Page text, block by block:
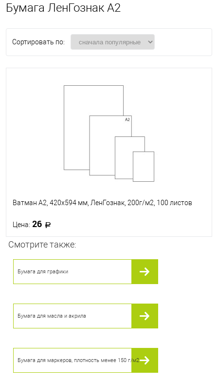
Бумага ЛенГознак A2
Сортировать по:
Ватман А2, 420x594 мм, ЛенГознак, 200г/м2, 100 листов
Цена: 26
В наличии
Смотрите также:
Бумага для графики
Бумага для масла и акрила
Бумага для маркеров, плотность менее 150 г/м2